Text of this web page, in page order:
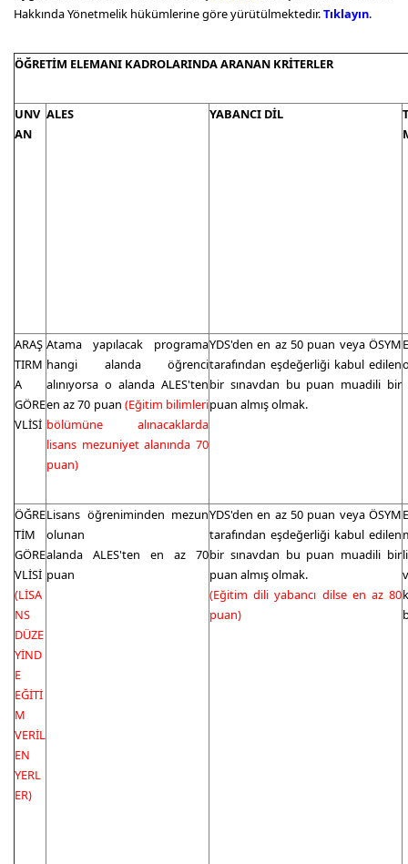
Hakkında Yönetmelik hükümlerine göre yürütülmektedir.Tıklayın.
ÖĞRETİM ELEMANI KADROLARINDA ARANAN KRİTERLER
UNV
AN
ALES YABANCI DİL
ARAŞ
TIRM
A
GÖRE
VLİSİ
Atama yapılacak programa
hangi alanda öğrenci
alınıyorsa o alanda ALES'ten
en az 70 puan (Eğitim bilimleri
bölümüne alınacaklarda
lisans mezuniyet alanında 70
puan)
YDS'den en az 50 puan veya ÖSYM
tarafından eşdeğerliği kabul edilen
bir sınavdan bu puan muadili bir
puan almış olmak.
ÖĞRE
TİM
GÖRE
VLİSİ
(LİSA
NS
DÜZE
YİND
E
EĞİTİ
M
VERİL
EN
YERL
ER)
Lisans öğreniminden mezun
olunan
alanda ALES'ten en az 70
puan
YDS'den en az 50 puan veya ÖSYM
tarafından eşdeğerliği kabul edilen
bir sınavdan bu puan muadili bir
puan almış olmak.
(Eğitim dili yabancı dilse en az 80
puan)